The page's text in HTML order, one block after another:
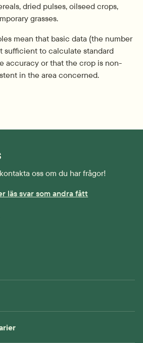
dried pulses, oilseed crops,
grasses.
mean that basic data (the number
sufficient to calculate standard
accuracy or that the crop is non-
in the area concerned.
oss om du har frågor!
läs svar som andra fått